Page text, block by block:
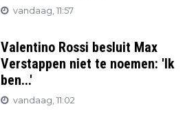
vandaag, 11:57
Valentino Rossi besluit Max
Verstappen niet te noemen: 'Ik
ben...'
vandaag, 11:02